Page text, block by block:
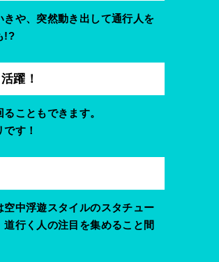
や、突然動き出して通行人を
!?
躍！
こともできます。
す！
中浮遊スタイルのスタチュー
行く人の注目を集めること間